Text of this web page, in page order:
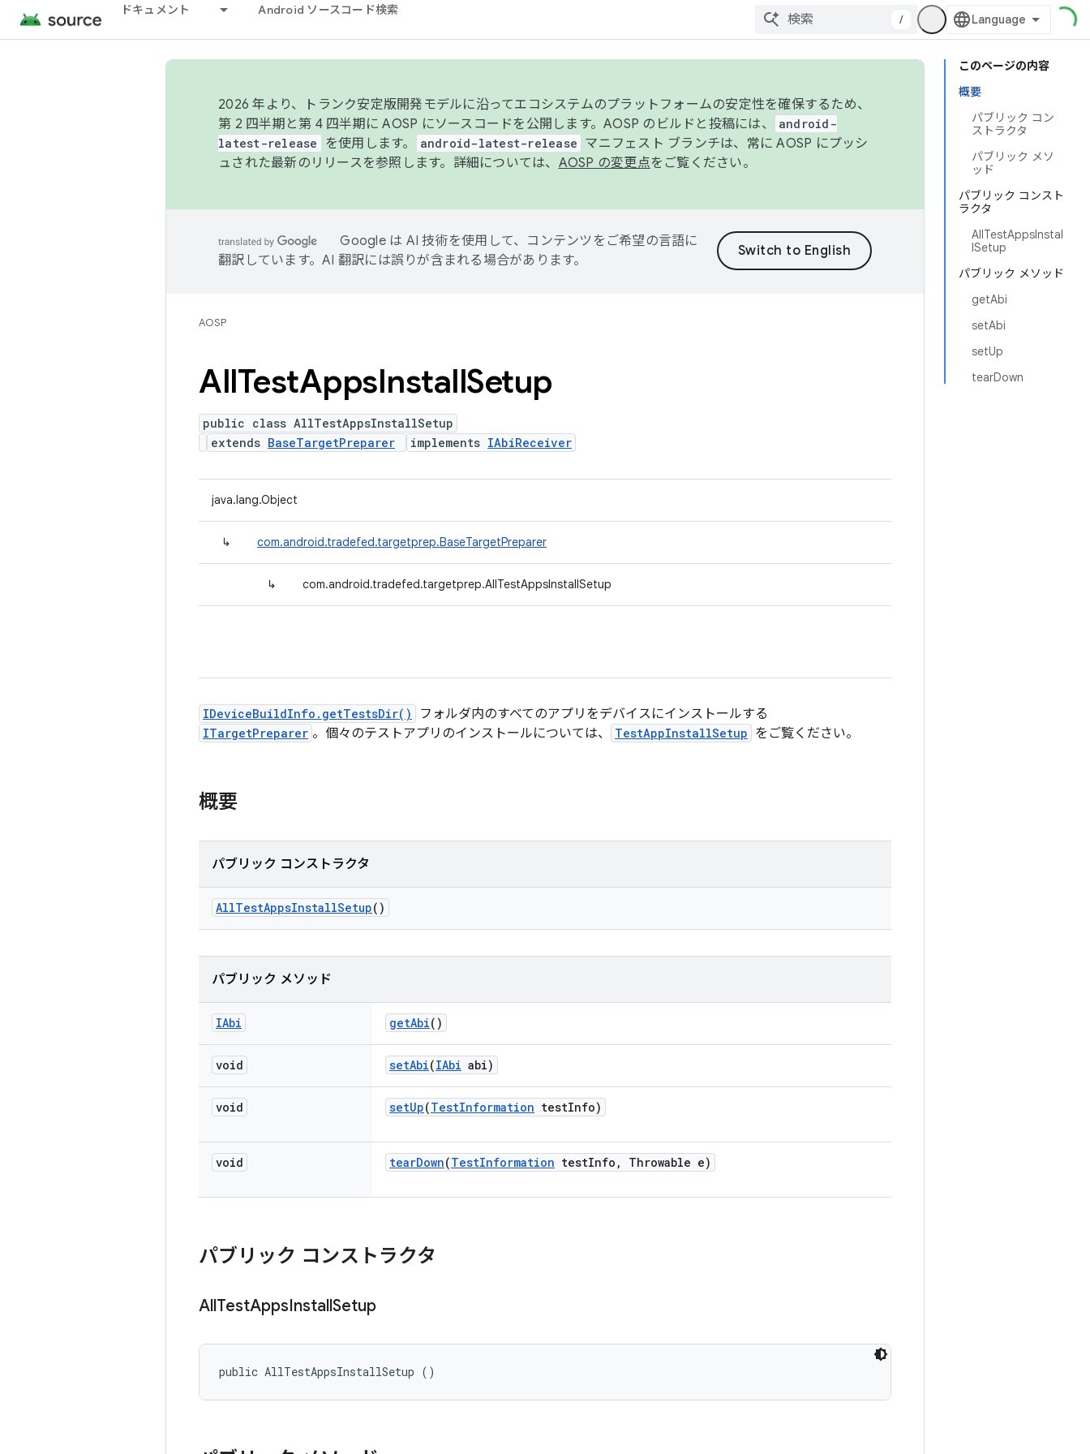
ドキュメント Android ソースコード検索
/
このページの内容
概要
パブリック コン
ストラクタ
パブリック メソ
ッド
パブリック コンスト
ラクタ
AllTestAppsInstal
lSetup
パブリック メソッド
getAbi
setAbi
setUp
tearDown
2026 年より、トランク安定版開発モデルに沿ってエコシステムのプラットフォームの安定性を確保するため、
第 2 四半期と第 4 四半期に AOSP にソースコードを公開します。AOSP のビルドと投稿には、
android-
latest-release
を使用します。 android-latest-release マニフェスト ブランチは、常に AOSP にプッシ
ュされた最新のリリースを参照します。詳細については、 AOSP の変更点をご覧ください。
Google は AI 技術を使用して、コンテンツをご希望の言語に
翻訳しています。AI 翻訳には誤りが含まれる場合があります。
AOSP
AllTestAppsInstallSetup
public class AllTestAppsInstallSetup
extends BaseTargetPreparer implements IAbiReceiver
java.lang.Object
↳ com.android.tradefed.targetprep.BaseTargetPreparer
↳ com.android.tradefed.targetprep.AllTestAppsInstallSetup
IDeviceBuildInfo.getTestsDir() フォルダ内のすべてのアプリをデバイスにインストールする
ITargetPreparer 。個々のテストアプリのインストールについては、 TestAppInstallSetup をご覧ください。
概要
パブリック コンストラクタ
AllTestAppsInstallSetup()
パブリック メソッド
IAbi getAbi()
void setAbi(IAbi abi)
void setUp(TestInformation testInfo)
void tearDown(TestInformation testInfo , Throwable e)
パブリック コンストラクタ
AllTestAppsInstallSetup
public AllTestAppsInstallSetup ()